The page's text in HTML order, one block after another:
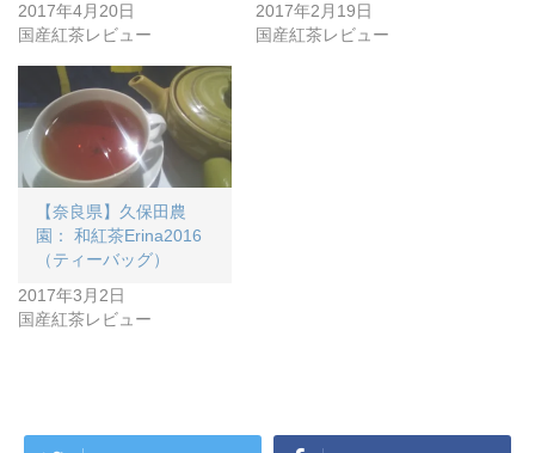
2017年4月20日
国産紅茶レビュー
2017年2月19日
国産紅茶レビュー
【奈良県】久保田農
園： 和紅茶Erina2016
（ティーバッグ）
2017年3月2日
国産紅茶レビュー